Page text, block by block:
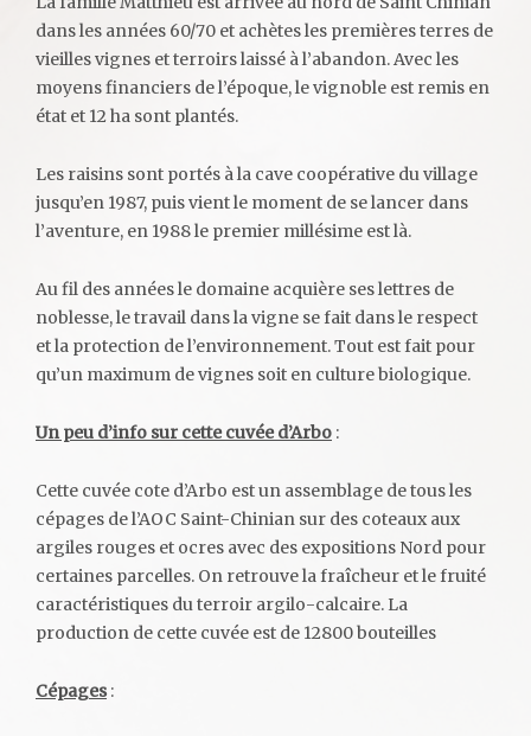
dans les années 60/70 et achètes les premières terres de
vieilles vignes et terroirs laissé à l’abandon. Avec les
moyens financiers de l’époque, le vignoble est remis en
état et 12 ha sont plantés.
Les raisins sont portés à la cave coopérative du village
jusqu’en 1987, puis vient le moment de se lancer dans
l’aventure, en 1988 le premier millésime est là.
Au fil des années le domaine acquière ses lettres de
noblesse, le travail dans la vigne se fait dans le respect
et la protection de l’environnement. Tout est fait pour
qu’un maximum de vignes soit en culture biologique.
Un peu d’info sur cette cuvée d’Arbo :
Cette cuvée cote d’Arbo est un assemblage de tous les
cépages de l’AOC Saint-Chinian sur des coteaux aux
argiles rouges et ocres avec des expositions Nord pour
certaines parcelles. On retrouve la fraîcheur et le fruité
caractéristiques du terroir argilo-calcaire. La
production de cette cuvée est de 12800 bouteilles
Cépages: